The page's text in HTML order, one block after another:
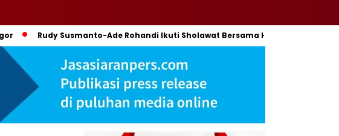
Rudy Susmanto-Ade Rohandi Ikuti Sholawat Bersama Habib Syech Bin Abdul